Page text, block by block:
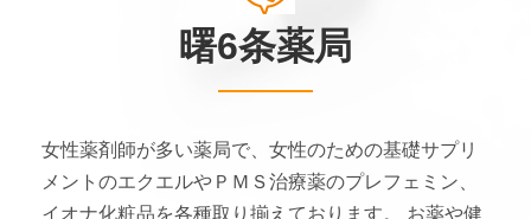
インフォメーション
曙6条薬局
女性薬剤師が多い薬局で、女性のための基礎サプリ
メントのエクエルや ＰＭＳ治療薬のプレフェミン、
イオナ化粧品を各種取り揃えております。
お薬や健